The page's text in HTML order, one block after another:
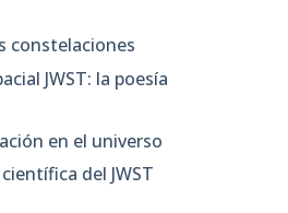
constelaciones
JWST: la poesía
en el universo
del JWST